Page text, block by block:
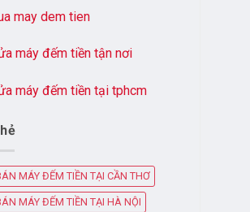
may dem tien
máy đếm tiền tận nơi
máy đếm tiền tại tphcm
MÁY ĐẾM TIỀN TẠI CẦN THƠ
MÁY ĐẾM TIỀN TẠI HÀ NỘI